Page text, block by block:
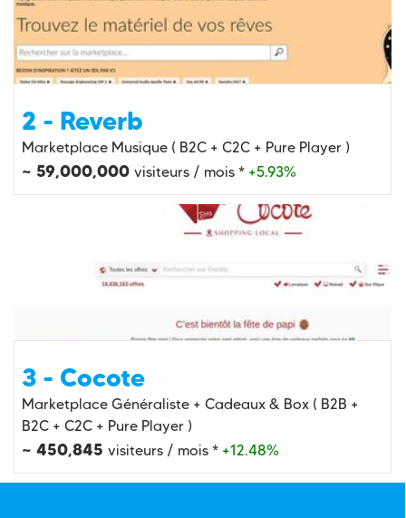
2 - Reverb
Marketplace Musique ( B2C + C2C + Pure Player )
~ 59,000,000 visiteurs / mois * +5.93%
3 - Cocote
Marketplace Généraliste + Cadeaux & Box ( B2B +
B2C + C2C + Pure Player )
~ 450,845 visiteurs / mois * +12.48%